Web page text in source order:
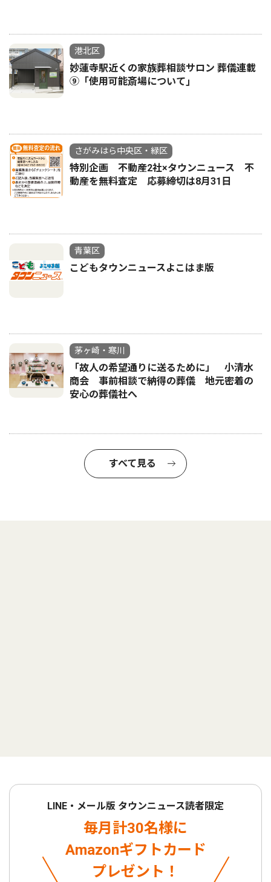
港北区
妙蓮寺駅近くの家族葬相談サロン 葬儀連載
⑨「使用可能斎場について｣
さがみはら中央区・緑区
特別企画 不動産2社×タウンニュース 不
動産を無料査定 応募締切は8月31日
青葉区
こどもタウンニュースよこはま版
茅ヶ崎・寒川
「故人の希望通りに送るために」 小清水
商会 事前相談で納得の葬儀 地元密着の
安心の葬儀社へ
すべて見る
LINE・メール版 タウンニュース読者限定
毎月計30名様に
Amazonギフトカード
プレゼント！